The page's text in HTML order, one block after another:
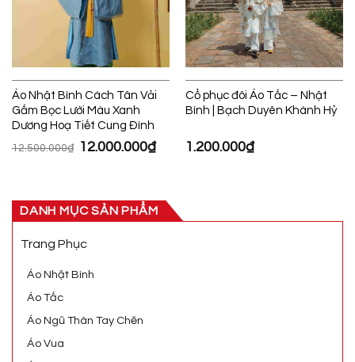
Áo Nhật Bình Cách Tân Vải
Gấm Bọc Lưới Màu Xanh
Dương Hoạ Tiết Cung Đình
12.500.000₫
Giá
12.000.000₫Giá
hiện
Cổ phục đôi Áo Tấc – Nhật
Bình | Bạch Duyên Khánh Hỷ
1.200.000₫
DANH MỤC SẢN PHẨM
Trang Phục
Áo Nhật Bình
Áo Tấc
Áo Ngũ Thân Tay Chẽn
Áo Vua